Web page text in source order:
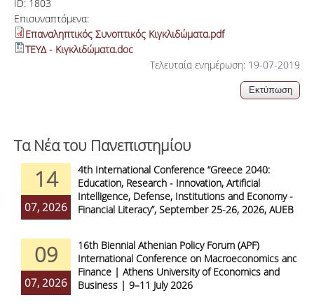
ID: 1803
Επισυναπτόμενα:
Επαναληπτικός Συνοπτικός Κιγκλιδώματα.pdf
ΤΕΥΔ - Κιγκλιδώματα.doc
Τελευταία ενημέρωση: 19-07-2019
Τα Νέα του Πανεπιστημίου
14
07, 2026
4th International Conference “Greece 2040:
Education, Research - Innovation, Artificial
Intelligence, Defense, Institutions and Economy -
Financial Literacy”, September 25-26, 2026, AUEB
09
07, 2026
16th Biennial Athenian Policy Forum (APF)
International Conference on Macroeconomics and
Finance | Athens University of Economics and
Business | 9–11 July 2026